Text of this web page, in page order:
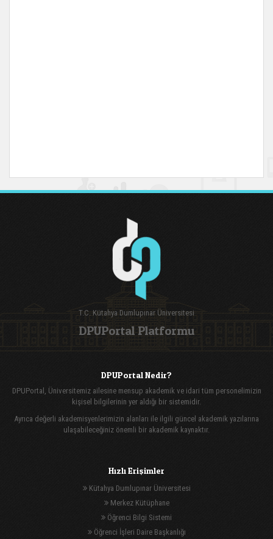
T.C. Kütahya Dumlupınar Üniversitesi
DPUPortal Platformu
DPUPortal Nedir?
DPUPortal, Üniversitemiz ailesine mensup akademik ve idari tüm personelimizin
kişisel bilgilerinin yer aldığı bir sistemidir.
Ayrıca değerli akademisyenlerimizin alanları ile ilgili güncel akademik yazılarına
ulaşabileceğiniz önemli bir akademik kaynaktır.
Hızlı Erişimler
Kütahya Dumlupınar Üniversitesi
Merkez Kütüphane
Öğrenci Bilgi Sistemi
Öğrenci İşleri Daire Başkanlığı